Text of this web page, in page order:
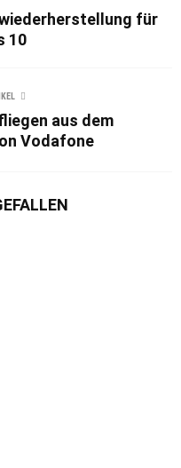
für
10
aus dem
Vodafone